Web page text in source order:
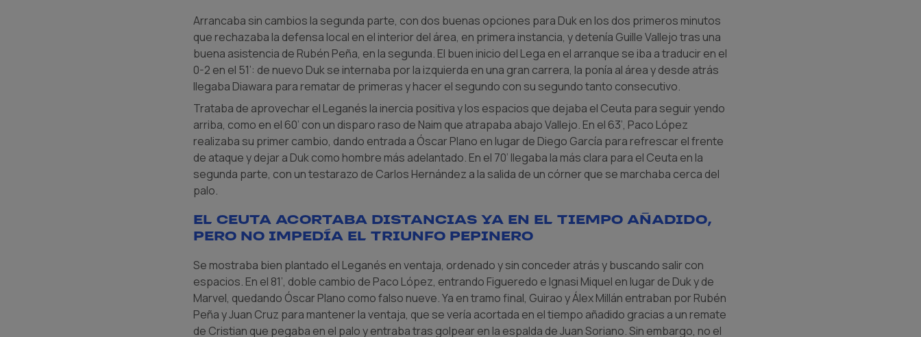
Arrancaba sin cambios la segunda parte, con dos buenas opciones para Duk en los dos primeros minutos
que rechazaba la defensa local en el interior del área, en primera instancia, y detenía Guille Vallejo tras una
buena asistencia de Rubén Peña, en la segunda. El buen inicio del Lega en el arranque se iba a traducir en el
0-2 en el 51’: de nuevo Duk se internaba por la izquierda en una gran carrera, la ponía al área y desde atrás
llegaba Diawara para rematar de primeras y hacer el segundo con su segundo tanto consecutivo.
Trataba de aprovechar el Leganés la inercia positiva y los espacios que dejaba el Ceuta para seguir yendo
arriba, como en el 60’ con un disparo raso de Naim que atrapaba abajo Vallejo. En el 63’, Paco López
realizaba su primer cambio, dando entrada a Óscar Plano en lugar de Diego García para refrescar el frente
de ataque y dejar a Duk como hombre más adelantado. En el 70’ llegaba la más clara para el Ceuta en la
segunda parte, con un testarazo de Carlos Hernández a la salida de un córner que se marchaba cerca del
palo.
El Ceuta acortaba distancias ya en el tiempo añadido,
pero no impedía el triunfo pepinero
Se mostraba bien plantado el Leganés en ventaja, ordenado y sin conceder atrás y buscando salir con
espacios. En el 81’, doble cambio de Paco López, entrando Figueredo e Ignasi Miquel en lugar de Duk y de
Marvel, quedando Óscar Plano como falso nueve. Ya en tramo final, Guirao y Álex Millán entraban por Rubén
Peña y Juan Cruz para mantener la ventaja, que se vería acortada en el tiempo añadido gracias a un remate
de Cristian que pegaba en el palo y entraba tras golpear en la espalda de Juan Soriano. Sin embargo, no el